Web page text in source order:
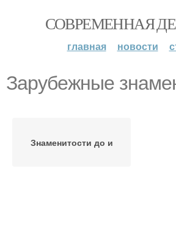
СОВРЕМЕННАЯ
главная новости
Зарубежные
Знаменитости до и